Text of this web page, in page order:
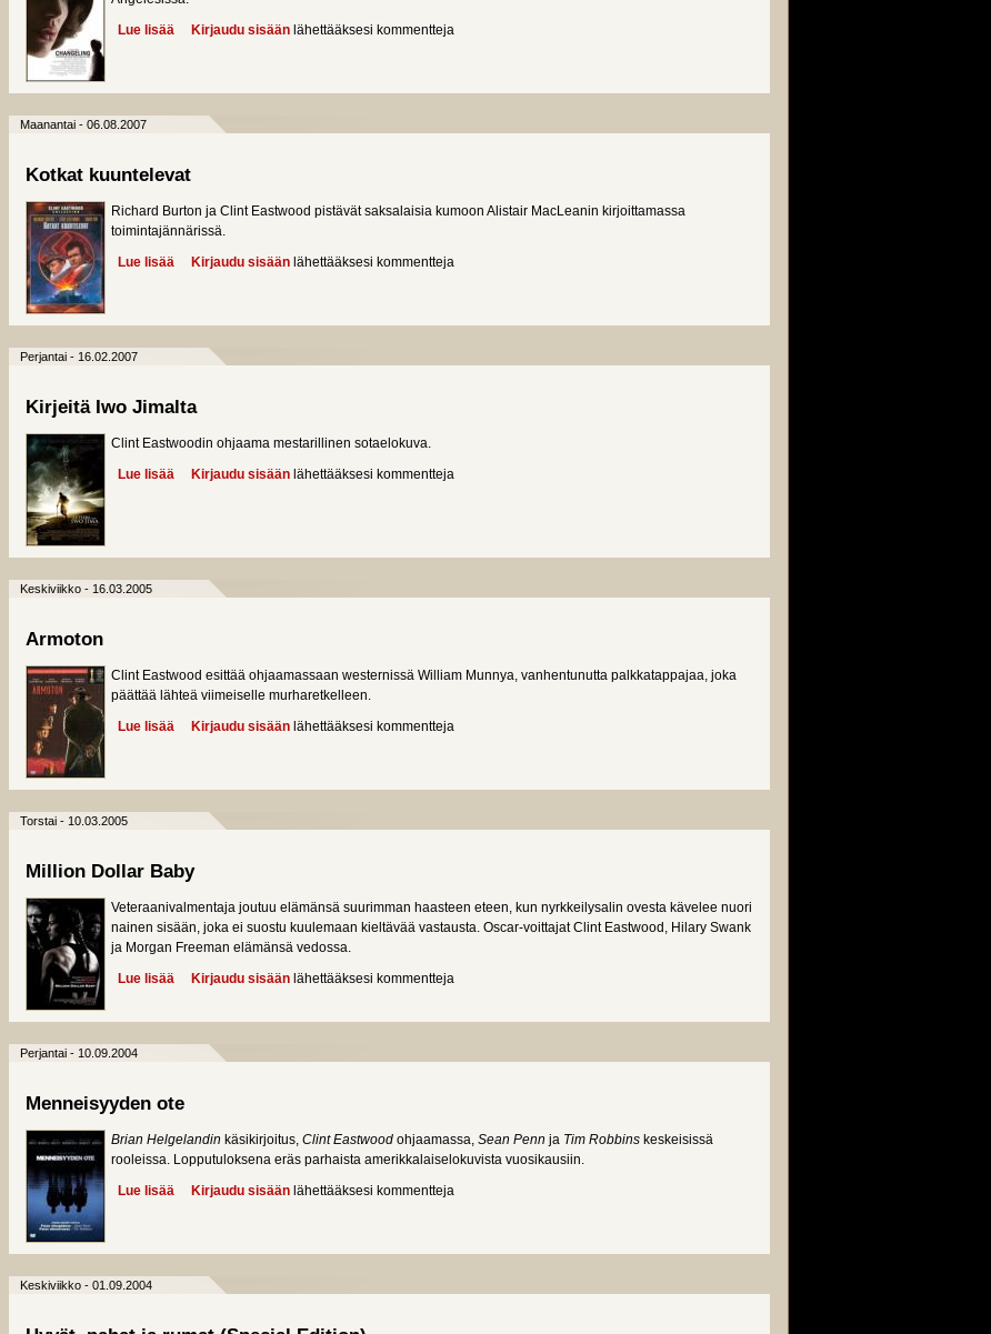
Lue lisää about Changeling - Vaihdokas
Kirjaudu sisään lähettääksesi kommentteja
Maanantai - 06.08.2007
Kotkat kuuntelevat
Richard Burton ja Clint Eastwood pistävät saksalaisia kumoon Alistair MacLeanin kirjoittamassa
toimintajännärissä.
Lue lisää about Kotkat kuuntelevat
Kirjaudu sisään lähettääksesi kommentteja
Perjantai - 16.02.2007
Kirjeitä Iwo Jimalta
Clint Eastwoodin ohjaama mestarillinen sotaelokuva.
Lue lisää about Kirjeitä Iwo Jimalta
Kirjaudu sisään lähettääksesi kommentteja
Keskiviikko - 16.03.2005
Armoton
Clint Eastwood esittää ohjaamassaan westernissä William Munnya, vanhentunutta palkkatappajaa, joka
päättää lähteä viimeiselle murharetkelleen.
Lue lisää about Armoton
Kirjaudu sisään lähettääksesi kommentteja
Torstai - 10.03.2005
Million Dollar Baby
Veteraanivalmentaja joutuu elämänsä suurimman haasteen eteen, kun nyrkkeilysalin ovesta kävelee nuori
nainen sisään, joka ei suostu kuulemaan kieltävää vastausta. Oscar-voittajat Clint Eastwood, Hilary Swank
ja Morgan Freeman elämänsä vedossa.
Lue lisää about Million Dollar Baby
Kirjaudu sisään lähettääksesi kommentteja
Perjantai - 10.09.2004
Menneisyyden ote
Brian Helgelandin käsikirjoitus, Clint Eastwood ohjaamassa, Sean Penn ja Tim Robbins keskeisissä
rooleissa. Lopputuloksena eräs parhaista amerikkalaiselokuvista vuosikausiin.
Lue lisää about Menneisyyden ote
Kirjaudu sisään lähettääksesi kommentteja
Keskiviikko - 01.09.2004